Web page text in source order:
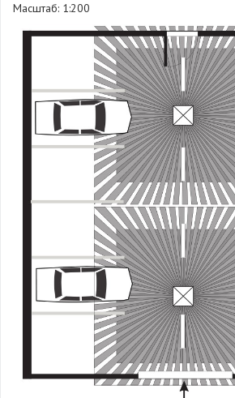
Масштаб: 1:200